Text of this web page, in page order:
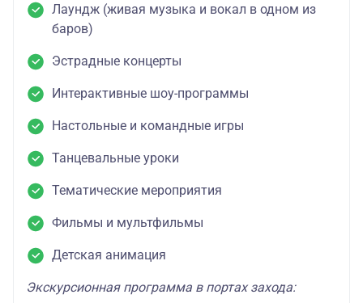
Лаундж (живая музыка и вокал в одном из
баров)
Эстрадные концерты
Интерактивные шоу-программы
Настольные и командные игры
Танцевальные уроки
Тематические мероприятия
Фильмы и мультфильмы
Детская анимация
Экскурсионная программа в портах захода: